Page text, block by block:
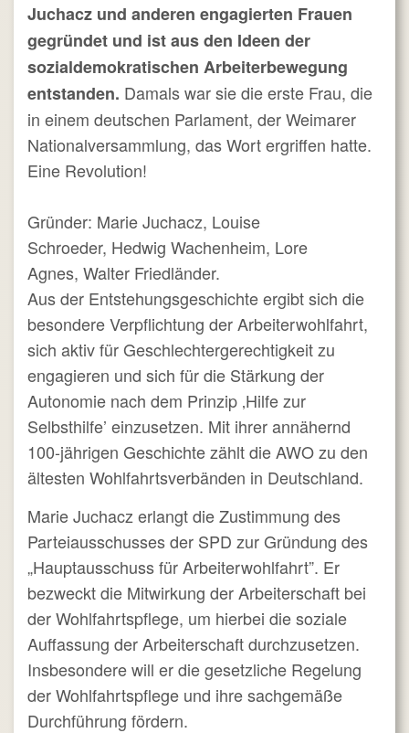
Juchacz und anderen engagierten Frauen
gegründet und ist aus den Ideen der
sozialdemokratischen Arbeiterbewegung
entstanden. Damals war sie die erste Frau, die
in einem deutschen Parlament, der Weimarer
Nationalversammlung, das Wort ergriffen hatte.
Eine Revolution!
Gründer: Marie Juchacz, Louise
Schroeder, Hedwig Wachenheim, Lore
Agnes, Walter Friedländer.
Aus der Entstehungsgeschichte ergibt sich die
besondere Verpflichtung der Arbeiterwohlfahrt,
sich aktiv für Geschlechtergerechtigkeit zu
engagieren und sich für die Stärkung der
Autonomie nach dem Prinzip ‚Hilfe zur
Selbsthilfe’ einzusetzen. Mit ihrer annähernd
100-jährigen Geschichte zählt die AWO zu den
ältesten Wohlfahrtsverbänden in Deutschland.
Marie Juchacz erlangt die Zustimmung des
Parteiausschusses der SPD zur Gründung des
„Hauptausschuss für Arbeiterwohlfahrt”. Er
bezweckt die Mitwirkung der Arbeiterschaft bei
der Wohlfahrtspflege, um hierbei die soziale
Auffassung der Arbeiterschaft durchzusetzen.
Insbesondere will er die gesetzliche Regelung
der Wohlfahrtspflege und ihre sachgemäße
Durchführung fördern.